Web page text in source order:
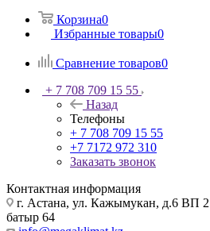
Корзина0
Избранные товары0
Сравнение товаров0
+ 7 708 709 15 55
Назад
Телефоны
+ 7 708 709 15 55
+7 7172 972 310
Заказать звонок
Контактная информация
г. Астана, ул. Кажымукан, д.6 ВП
батыр 64